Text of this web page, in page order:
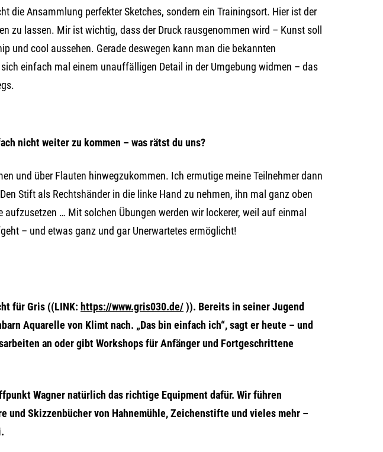
die Ansammlung perfekter Sketches, sondern ein Trainingsort. Hier ist der
zu lassen. Mir ist wichtig, dass der Druck rausgenommen wird – Kunst soll
und cool aussehen. Gerade deswegen kann man die bekannten
einfach mal einem unauffälligen Detail in der Umgebung widmen – das
nicht weiter zu kommen – was rätst du uns?
und über Flauten hinwegzukommen. Ich ermutige meine Teilnehmer dann
Stift als Rechtshänder in die linke Hand zu nehmen, ihn mal ganz oben
… Mit solchen Übungen werden wir lockerer, weil auf einmal
– und etwas ganz und gar Unerwartetes ermöglicht!
für Gris ((LINK: https://www.gris030.de/)). Bereits in seiner Jugend
Aquarelle von Klimt nach. „Das bin einfach ich“, sagt er heute – und
an oder gibt Workshops für Anfänger und Fortgeschrittene
Wagner natürlich das richtige Equipment dafür. Wir führen
Skizzenbücher von Hahnemühle, Zeichenstifte und vieles mehr –